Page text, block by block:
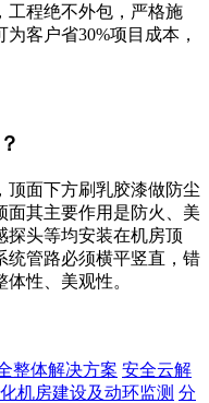
工程绝不外包，严格施
客户省30%项目成本，
顶面下方刷乳胶漆做防尘
面其主要作用是防火、美
探头等均安装在机房顶
统管路必须横平竖直，错
性、美观性。
整体解决方案 安全云解
机房建设及动环监测 分